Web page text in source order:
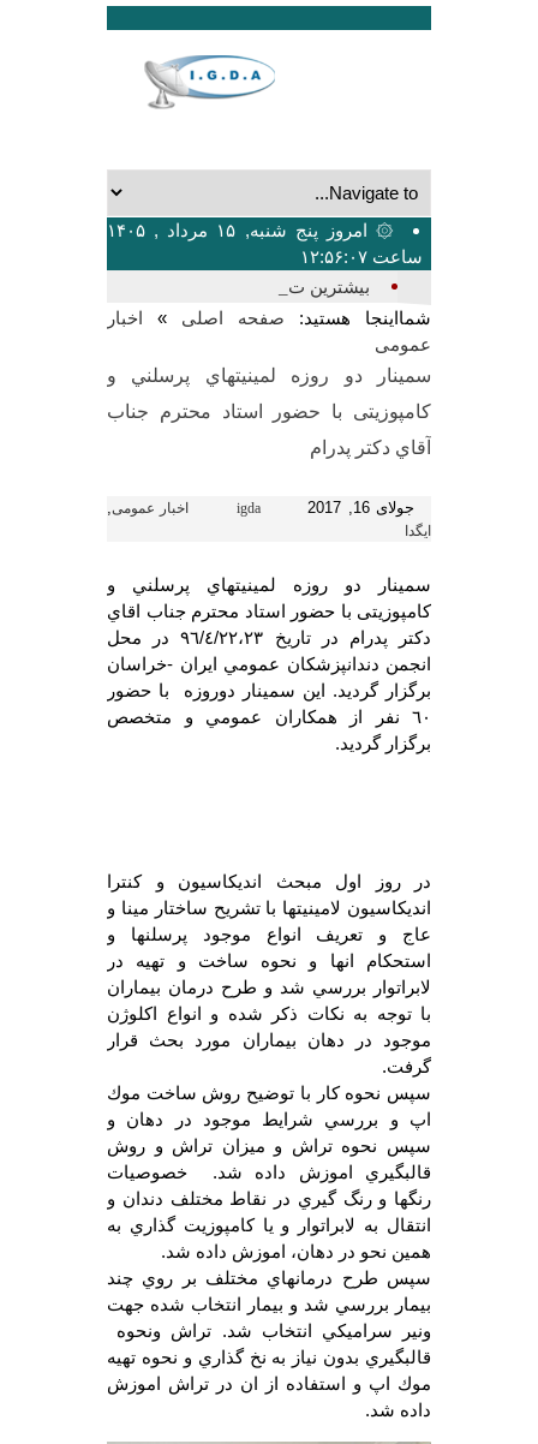
۞ امروز پنج شنبه, ۱۵ مرداد , ۱۴۰۵
ساعت ۱۲:۵۶:۰۷
بیشترین تعداد سخنر_
شمااینجا هستید: صفحه اصلی »
اخبار
عمومی
سمينار دو روزه لمينيتهاي پرسلني و
كامپوزيتی با حضور استاد محترم جناب
آقاي دكتر پدرام
جولای 16, 2017 igda اخبار عمومی,
ایگدا
سمينار دو روزه لمينيتهاي پرسلني و
كامپوزيتی با حضور استاد محترم جناب اقاي
دكتر پدرام در تاريخ ٩٦/٤/٢٢،٢٣ در محل
انجمن دندانپزشكان عمومي ايران -خراسان
برگزار گرديد. اين سمينار دوروزه با حضور
٦٠ نفر از همكاران عمومي و متخصص
برگزار گرديد.
در روز اول مبحث انديكاسيون و كنترا
انديكاسيون لامينيتها با تشريح ساختار مينا و
عاج و تعريف انواع موجود پرسلنها و
استحكام انها و نحوه ساخت و تهيه در
لابراتوار بررسي شد و طرح درمان بيماران
با توجه به نكات ذكر شده و انواع اكلوژن
موجود در دهان بيماران مورد بحث قرار
گرفت.
سپس نحوه كار با توضيح روش ساخت موك
اپ و بررسي شرايط موجود در دهان و
سپس نحوه تراش و ميزان تراش و روش
قالبگيري اموزش داده شد. خصوصيات
رنگها و رنگ گيري در نقاط مختلف دندان و
انتقال به لابراتوار و يا كامپوزيت گذاري به
همين نحو در دهان، اموزش داده شد.
سپس طرح درمانهاي مختلف بر روي چند
بيمار بررسي شد و بيمار انتخاب شده جهت
ونير سراميكي انتخاب شد. تراش ونحوه
قالبگيري بدون نياز به نخ گذاري و نحوه تهيه
موك اپ و استفاده از ان در تراش اموزش
داده شد.